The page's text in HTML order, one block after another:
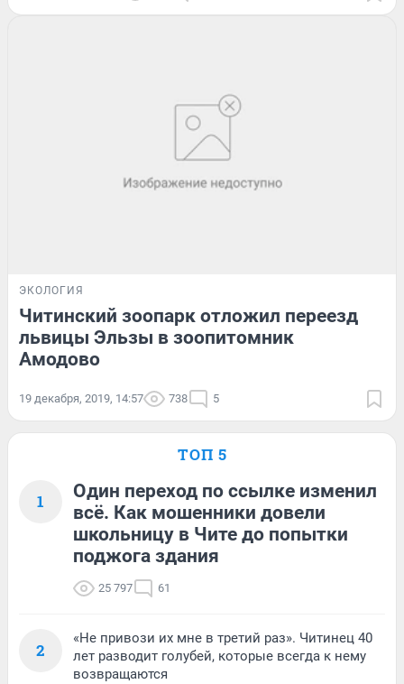
ЭКОЛОГИЯ
Читинский зоопарк отложил переезд
львицы Эльзы в зоопитомник
Амодово
19 декабря, 2019, 14:57 738 5
ТОП 5
1
Один переход по ссылке изменил
всё. Как мошенники довели
школьницу в Чите до попытки
поджога здания
25 797 61
2
«Не привози их мне в третий раз». Читинец 40
лет разводит голубей, которые всегда к нему
возвращаются